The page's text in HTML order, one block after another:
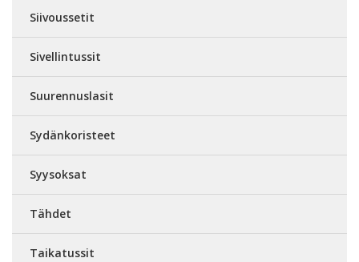
Siivoussetit
Sivellintussit
Suurennuslasit
Sydänkoristeet
Syysoksat
Tähdet
Taikatussit